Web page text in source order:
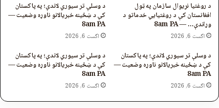
د روغتیا نړیوال سازمان په ټول
افغانستان کې د روغتیايي خدماتو د
وړاندې… — 8am PA
اگست 6, 2026
د وسلې تر سیوري لاندې؛ په پاکستان
کې د ښځینه خبریالانو ناوړه وضعیت —
8am PA
اگست 6, 2026
د وسلې تر سیوري لاندې؛ په پاکستان
کې د ښځینه خبریالانو ناوړه وضعیت —
8am PA
اگست 6, 2026
د وسلې تر سیوري لاندې؛ په پاکستان
کې د ښځینه خبریالانو ناوړه وضعیت —
8am PA
اگست 6, 2026